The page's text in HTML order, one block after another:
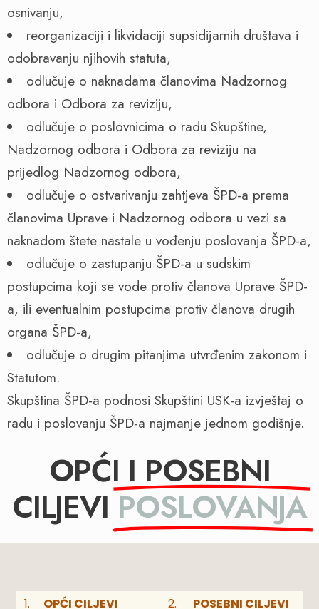
osnivanju,
reorganizaciji i likvidaciji supsidijarnih društava i
odobravanju njihovih statuta,
odlučuje o naknadama članovima Nadzornog
odbora i Odbora za reviziju,
odlučuje o poslovnicima o radu Skupštine,
Nadzornog odbora i Odbora za reviziju na
prijedlog Nadzornog odbora,
odlučuje o ostvarivanju zahtjeva ŠPD-a prema
članovima Uprave i Nadzornog odbora u vezi sa
naknadom štete nastale u vođenju poslovanja ŠPD-a,
odlučuje o zastupanju ŠPD-a u sudskim
postupcima koji se vode protiv članova Uprave ŠPD-
a, ili eventualnim postupcima protiv članova drugih
organa ŠPD-a,
odlučuje o drugim pitanjima utvrđenim zakonom i
Statutom.
Skupština ŠPD-a podnosi Skupštini USK-a izvještaj o
radu i poslovanju ŠPD-a najmanje jednom godišnje.
OPĆI I POSEBNI
CILJEVI POSLOVANJA
OPĆI CILJEVI POSEBNI CILJEVI